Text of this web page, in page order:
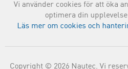
Vi använder cookies för att öka
optimera din
Läs mer om cookies och
Copyright © 2026 Nautec. Vi